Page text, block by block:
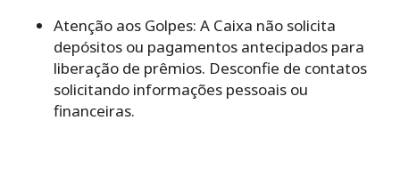
Atenção aos Golpes: A Caixa não solicita
depósitos ou pagamentos antecipados para
liberação de prêmios. Desconfie de contatos
solicitando informações pessoais ou
financeiras.